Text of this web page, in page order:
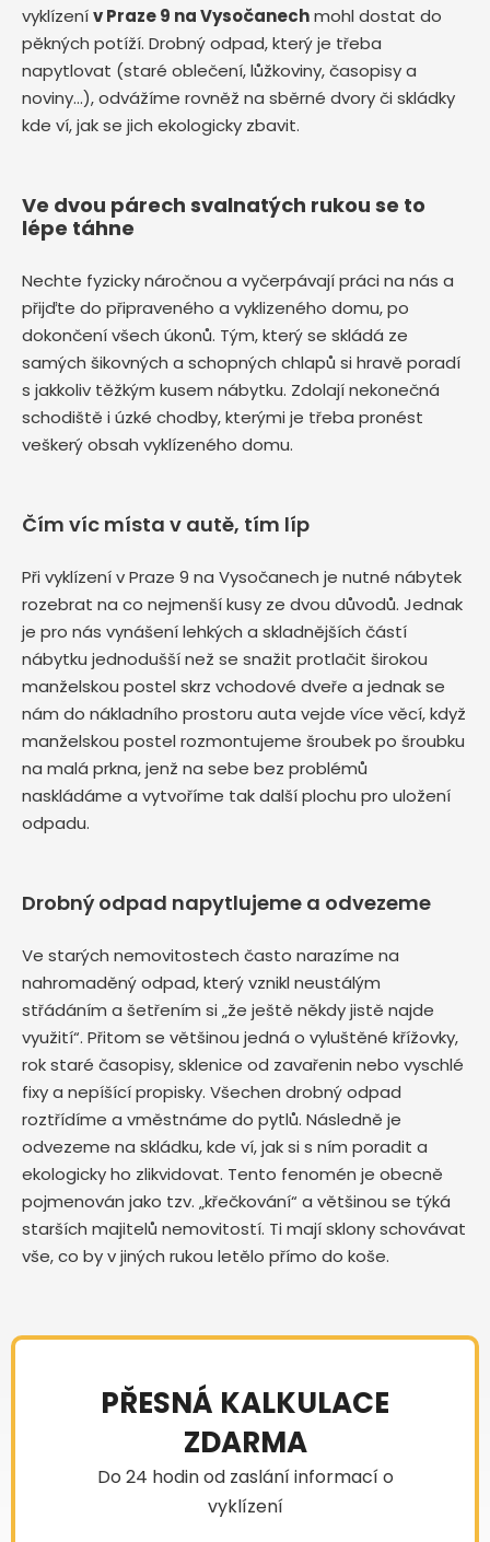
vyklízenív Praze 9 na Vysočanechmohl dostat do
pěkných potíží. Drobný odpad, který je třeba
napytlovat (staré oblečení, lůžkoviny, časopisy a
noviny…), odvážíme rovněž na sběrné dvory či skládky
kde ví, jak se jich ekologicky zbavit.
Ve dvou párech svalnatých rukou se to
lépe táhne
Nechte fyzicky náročnou a vyčerpávají práci na nás a
přijďte do připraveného a vyklizeného domu, po
dokončení všech úkonů. Tým, který se skládá ze
samých šikovných a schopných chlapů si hravě poradí
s jakkoliv těžkým kusem nábytku. Zdolají nekonečná
schodiště i úzké chodby, kterými je třeba pronést
veškerý obsah vyklízeného domu.
Čím víc místa v autě, tím líp
Při vyklízení v Praze 9 na Vysočanech je nutné nábytek
rozebrat na co nejmenší kusy ze dvou důvodů. Jednak
je pro nás vynášení lehkých a skladnějších částí
nábytku jednodušší než se snažit protlačit širokou
manželskou postel skrz vchodové dveře a jednak se
nám do nákladního prostoru auta vejde více věcí, když
manželskou postel rozmontujeme šroubek po šroubku
na malá prkna, jenž na sebe bez problémů
naskládáme a vytvoříme tak další plochu pro uložení
odpadu.
Drobný odpad napytlujeme a odvezeme
Ve starých nemovitostech často narazíme na
nahromaděný odpad, který vznikl neustálým
střádáním a šetřením si „že ještě někdy jistě najde
využití“. Přitom se většinou jedná o vyluštěné křížovky,
rok staré časopisy, sklenice od zavařenin nebo vyschlé
fixy a nepíšící propisky. Všechen drobný odpad
roztřídíme a vměstnáme do pytlů. Následně je
odvezeme na skládku, kde ví, jak si s ním poradit a
ekologicky ho zlikvidovat. Tento fenomén je obecně
pojmenován jako tzv. „křečkování“ a většinou se týká
starších majitelů nemovitostí. Ti mají sklony schovávat
vše, co by v jiných rukou letělo přímo do koše.
PŘESNÁ KALKULACE
ZDARMA
Do 24 hodin od zaslání informací o
vyklízení